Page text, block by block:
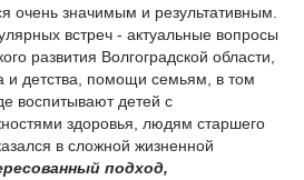
очень значимым и результативным.
встреч - актуальные вопросы
развития Волгоградской области,
и детства, помощи семьям, в том
воспитывают детей с
здоровья, людям старшего
в сложной жизненной
подход,